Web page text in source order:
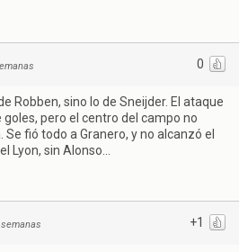
0
Robben, sino lo de Sneijder. El ataque
pero el centro del campo no
fió todo a Granero, y no alcanzó el
Lyon, sin Alonso...
+1